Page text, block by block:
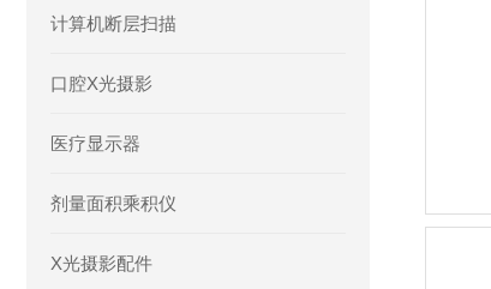
计算机断层扫描
口腔X光摄影
医疗显示器
剂量面积乘积仪
X光摄影配件